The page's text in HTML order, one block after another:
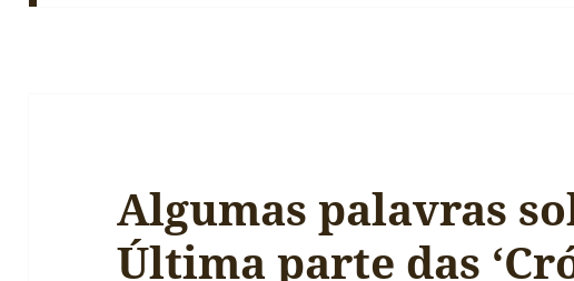
Algumas palavras
Última parte das